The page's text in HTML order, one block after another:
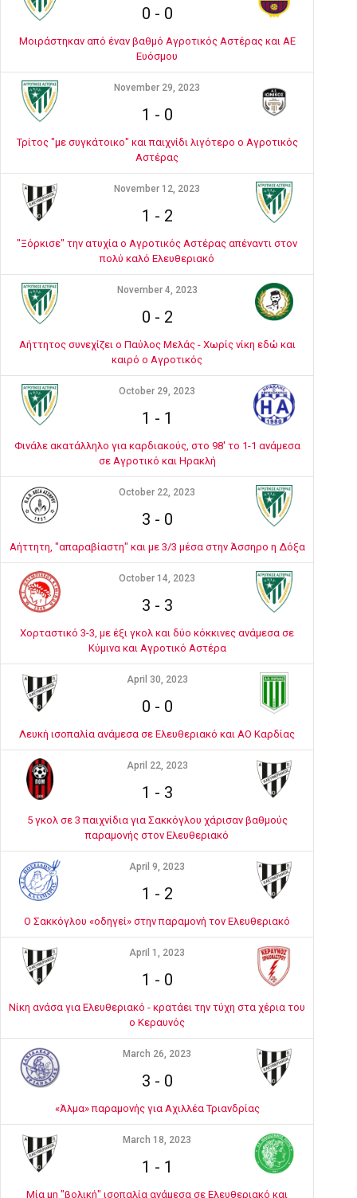
0 - 0
Μοιράστηκαν από έναν βαθμό Αγροτικός Αστέρας και ΑΕ
Ευόσμου
November 29, 2023
1 - 0
Τρίτος "με συγκάτοικο" και παιχνίδι λιγότερο ο Αγροτικός
Αστέρας
November 12, 2023
1 - 2
"Ξόρκισε" την ατυχία ο Αγροτικός Αστέρας απέναντι στον
πολύ καλό Ελευθεριακό
November 4, 2023
0 - 2
Αήττητος συνεχίζει ο Παύλος Μελάς - Χωρίς νίκη εδώ και
καιρό ο Αγροτικός
October 29, 2023
1 - 1
Φινάλε ακατάλληλο για καρδιακούς, στο 98' το 1-1 ανάμεσα
σε Αγροτικό και Ηρακλή
October 22, 2023
3 - 0
Αήττητη, "απαραβίαστη" και με 3/3 μέσα στην Άσσηρο η Δόξα
October 14, 2023
3 - 3
Χορταστικό 3-3, με έξι γκολ και δύο κόκκινες ανάμεσα σε
Κύμινα και Αγροτικό Αστέρα
April 30, 2023
0 - 0
Λευκή ισοπαλία ανάμεσα σε Ελευθεριακό και ΑΟ Καρδίας
April 22, 2023
1 - 3
5 γκολ σε 3 παιχνίδια για Σακκόγλου χάρισαν βαθμούς
παραμονής στον Ελευθεριακό
April 9, 2023
1 - 2
Ο Σακκόγλου «οδηγεί» στην παραμονή τον Ελευθεριακό
April 1, 2023
1 - 0
Νίκη ανάσα για Ελευθεριακό - κρατάει την τύχη στα χέρια του
ο Κεραυνός
March 26, 2023
3 - 0
«Άλμα» παραμονής για Αχιλλέα Τριανδρίας
March 18, 2023
1 - 1
Μία μη "βολική" ισοπαλία ανάμεσα σε Ελευθεριακό και